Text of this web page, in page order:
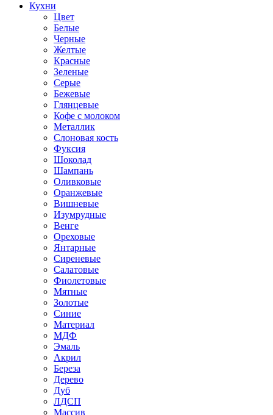
Кухни
Цвет
Белые
Черные
Желтые
Красные
Зеленые
Серые
Бежевые
Глянцевые
Кофе с молоком
Металлик
Слоновая кость
Фуксия
Шоколад
Шампань
Оливковые
Оранжевые
Вишневые
Изумрудные
Венге
Ореховые
Янтарные
Сиреневые
Салатовые
Фиолетовые
Мятные
Золотые
Синие
Материал
МДФ
Эмаль
Акрил
Береза
Дерево
Дуб
ЛДСП
Массив